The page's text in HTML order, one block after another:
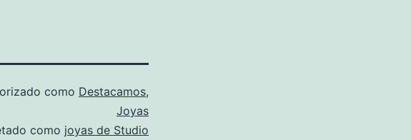
como Destacamos,
Joyas
como joyas de Studio